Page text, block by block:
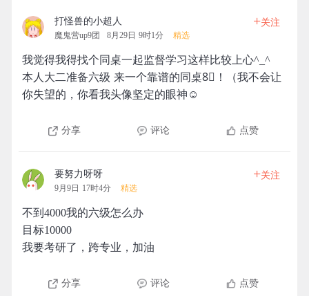
打怪兽的小超人
魔鬼营up9团 8月29日 9时1分 精选
+关注
我觉得我得找个同桌一起监督学习这样比较上心^_^
本人大二准备六级 来一个靠谱的同桌8⃣️！（我不会让
你失望的，你看我头像坚定的眼神☺️
分享 评论 点赞
要努力呀呀
9月9日 17时4分 精选
+关注
不到4000我的六级怎么办
目标10000
我要考研了，跨专业，加油
分享 评论 点赞